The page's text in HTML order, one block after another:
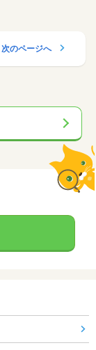
次のページへ